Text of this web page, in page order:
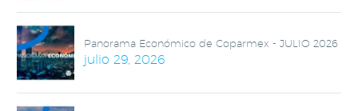
Panorama Económico de Coparmex - JULIO 2026
julio 29, 2026